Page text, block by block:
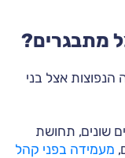
מתבגרים?
אצל בני
שונים, תחושת
מעמידה בפני קהל